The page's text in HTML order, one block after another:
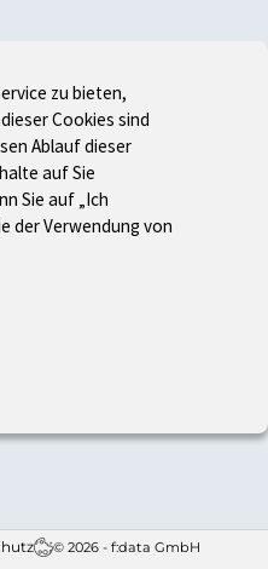
© 2026 - f:data GmbH
zu bieten,
Cookies sind
Ablauf dieser
auf Sie
Sie auf „Ich
der Verwendung von